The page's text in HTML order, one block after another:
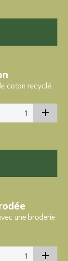
coton recyclé.
une broderie